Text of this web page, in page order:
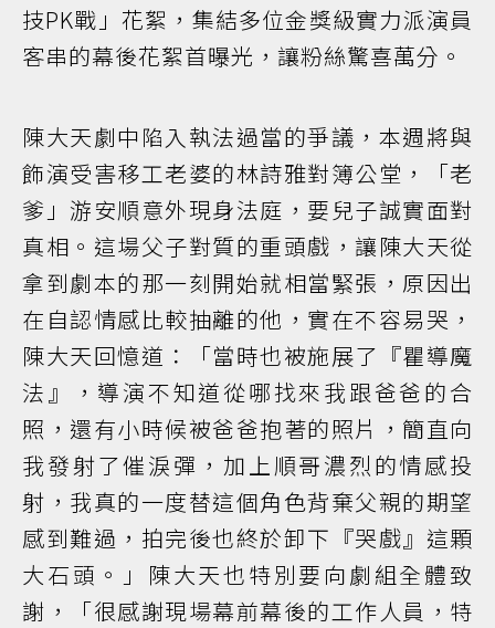
技PK戰」花絮，集結多位金獎級實力派演員
客串的幕後花絮首曝光，讓粉絲驚喜萬分。
陳大天劇中陷入執法過當的爭議，本週將與
飾演受害移工老婆的林詩雅對簿公堂，「老
爹」游安順意外現身法庭，要兒子誠實面對
真相。這場父子對質的重頭戲，讓陳大天從
拿到劇本的那一刻開始就相當緊張，原因出
在自認情感比較抽離的他，實在不容易哭，
陳大天回憶道：「當時也被施展了『瞿導魔
法』，導演不知道從哪找來我跟爸爸的合
照，還有小時候被爸爸抱著的照片，簡直向
我發射了催淚彈，加上順哥濃烈的情感投
射，我真的一度替這個角色背棄父親的期望
感到難過，拍完後也終於卸下『哭戲』這顆
大石頭。」陳大天也特別要向劇組全體致
謝，「很感謝現場幕前幕後的工作人員，特